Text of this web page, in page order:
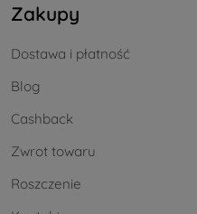
Zakupy
Dostawa i płatność
Blog
Cashback
Zwrot towaru
Roszczenie